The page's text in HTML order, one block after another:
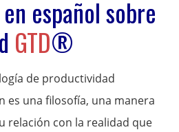
español sobre
GTD®
de productividad
es una filosofía, una manera
relación con la realidad que